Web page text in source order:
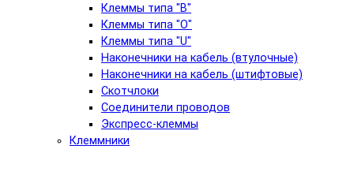
Клеммы типа "B"
Клеммы типа "O"
Клеммы типа "U"
Наконечники на кабель (втулочные)
Наконечники на кабель (штифтовые)
Скотчлоки
Соединители проводов
Экспресс-клеммы
Клеммники